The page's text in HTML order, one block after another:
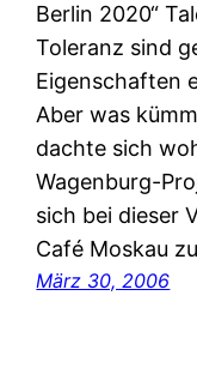
Berlin 2020“
Toleranz sind
Eigenschaften
Aber was
dachte sich
Wagenburg-
sich bei dieser
Café Moskau
März 30, 2006